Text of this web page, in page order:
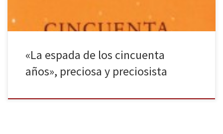
«La espada de los cincuenta
años», preciosa y preciosista